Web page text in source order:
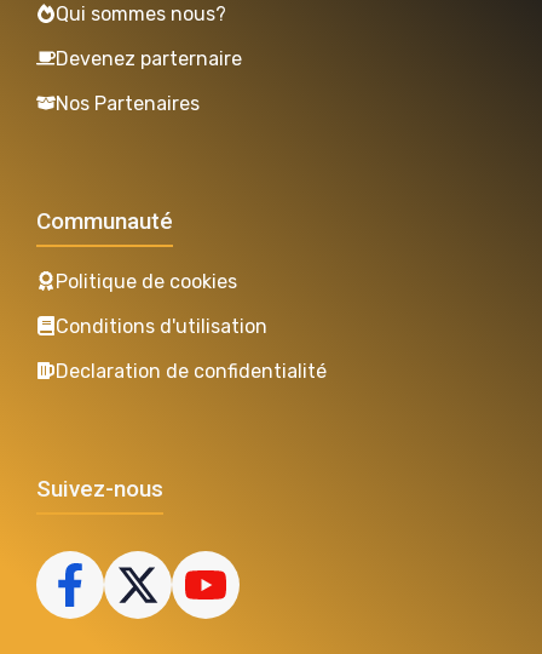
Qui sommes nous?
Devenez parternaire
Nos Partenaires
Communauté
Politique de cookies
Conditions d'utilisation
Declaration de confidentialité
Suivez-nous